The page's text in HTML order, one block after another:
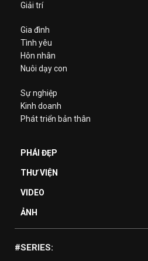
Giải trí
Gia đình
Tình yêu
Hôn nhân
Nuôi dạy con
Sự nghiệp
Kinh doanh
Phát triển bản thân
PHÁI ĐẸP
THƯ VIỆN
VIDEO
ẢNH
#SERIES: